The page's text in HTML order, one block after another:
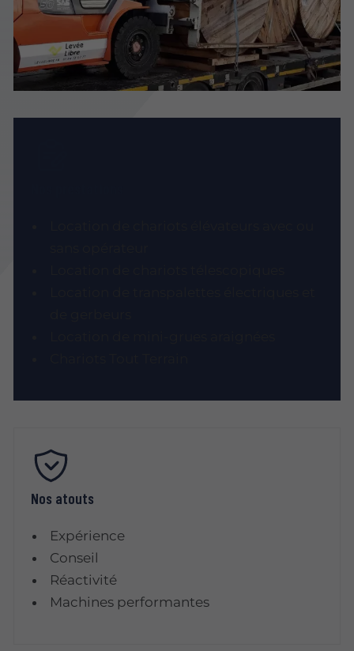
Nos atouts
Expérience
Conseil
Réactivité
Machines performantes